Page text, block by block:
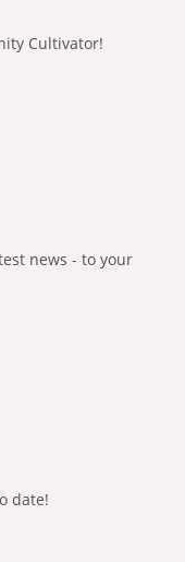
Cultivator!
news - to your
date!